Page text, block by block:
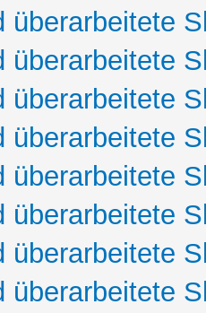
überarbeitete
überarbeitete
überarbeitete
überarbeitete
überarbeitete
überarbeitete
überarbeitete
überarbeitete